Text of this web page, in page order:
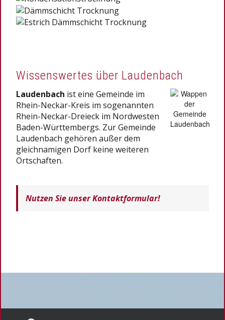
Wissenswertes über Laudenbach
Laudenbach ist eine Gemeinde im
Rhein-Neckar-Kreis im sogenannten
Rhein-Neckar-Dreieck im Nordwesten
Baden-Württembergs. Zur Gemeinde
Laudenbach gehören außer dem
gleichnamigen Dorf keine weiteren
Ortschaften.
Nutzen Sie unser Kontaktformular!